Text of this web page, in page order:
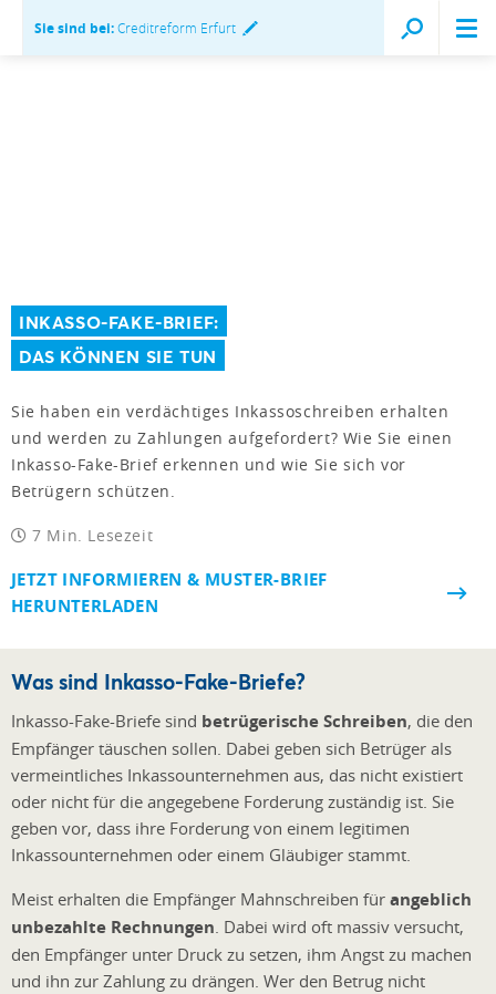
Sie sind bei:Creditreform Erfurt
INKASSO-FAKE-BRIEF:
DAS KÖNNEN SIE TUN
Sie haben ein verdächtiges Inkassoschreiben erhalten
und werden zu Zahlungen aufgefordert? Wie Sie einen
Inkasso-Fake-Brief erkennen und wie Sie sich vor
Betrügern schützen.
7 Min. Lesezeit
JETZT INFORMIEREN & MUSTER-BRIEF
HERUNTERLADEN
Was sind Inkasso-Fake-Briefe?
Inkasso-Fake-Briefe sind betrügerische Schreiben, die den
Empfänger täuschen sollen. Dabei geben sich Betrüger als
vermeintliches Inkassounternehmen aus, das nicht existiert
oder nicht für die angegebene Forderung zuständig ist. Sie
geben vor, dass ihre Forderung von einem legitimen
Inkassounternehmen oder einem Gläubiger stammt.
Meist erhalten die Empfänger Mahnschreiben für angeblich
unbezahlte Rechnungen . Dabei wird oft massiv versucht,
den Empfänger unter Druck zu setzen, ihm Angst zu machen
und ihn zur Zahlung zu drängen. Wer den Betrug nicht